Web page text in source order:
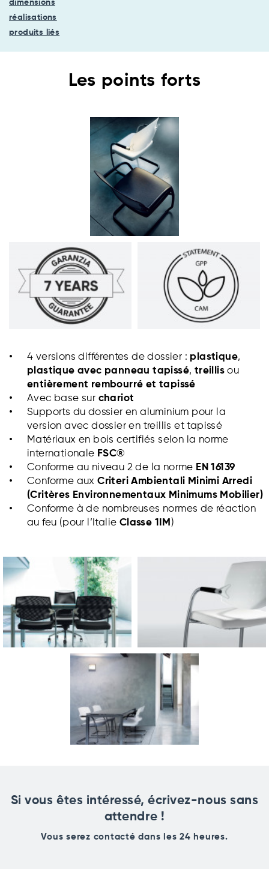
dimensions
réalisations
produits liés
Les points forts
4 versions différentes de dossier : plastique,
plastique avec panneau tapissé, treillisou
entièrement rembourré et tapissé
Avec base sur chariot
Supports du dossier en aluminium pour la
version avec dossier en treillis et tapissé
Matériaux en bois certifiés selon la norme
internationale FSC®
Conforme au niveau 2 de la norme EN 16139
Conforme auxCriteri Ambientali Minimi Arredi
(Critères Environnementaux Minimums Mobilier)
Conforme à de nombreuses normes de réaction
au feu (pour l’Italie Classe 1IM )
Si vous êtes intéressé, écrivez-nous sans
attendre !
Vous serez contacté dans les 24 heures.